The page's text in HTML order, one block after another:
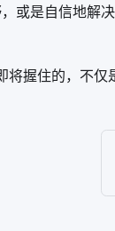
或是自信地解
握住的，不仅